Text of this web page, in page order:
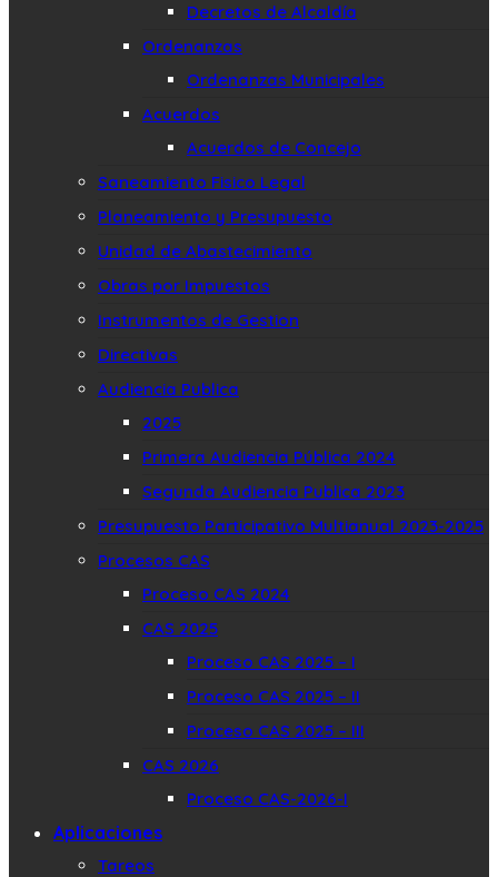
Decretos de Alcaldía
Ordenanzas
Ordenanzas Municipales
Acuerdos
Acuerdos de Concejo
Saneamiento Fisico Legal
Planeamiento y Presupuesto
Unidad de Abastecimiento
Obras por Impuestos
Instrumentos de Gestion
Directivas
Audiencia Publica
2025
Primera Audiencia Pública 2024
Segunda Audiencia Publica 2023
Presupuesto Participativo Multianual 2023-2025
Procesos CAS
Proceso CAS 2024
CAS 2025
Proceso CAS 2025 – I
Proceso CAS 2025 – II
Proceso CAS 2025 – III
CAS 2026
Proceso CAS-2026-I
Aplicaciones
Tareos